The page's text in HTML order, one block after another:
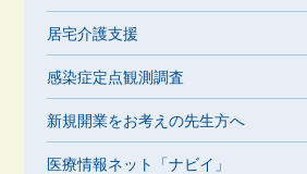
居宅介護支援
感染症定点観測調査
新規開業をお考えの先生方へ
医療情報ネット「ナビイ」